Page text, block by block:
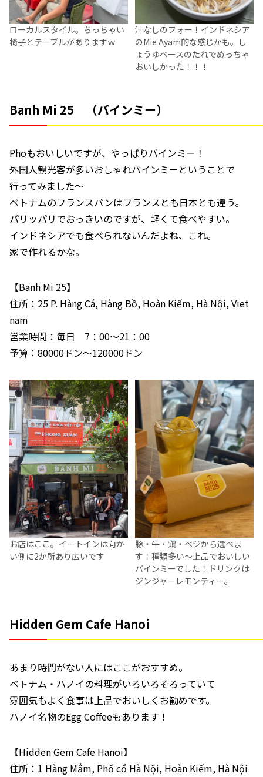
ローカルスタイル。ちっちゃい
椅子とテーブルがありますｗ
汁なしのフォー！インドネシア
のMie Ayam的な感じかも。し
ょうゆベースのたれでめっちゃ
おいしかった！！！
Banh Mi 25 （バインミー）
Phoもおいしいですが、やっぱりバインミー！
外国人観光客が多いおしゃれバインミーということで
行ってみました～
ベトナムのフランスパンはフランスとも日本とも違う。
パリッパリでおっきいのですが、軽くて食べやすい。
インドネシアでも食べられないんだよね、これ。
家で作れるかな。
【Banh Mi 25】
住所：25 P. Hàng Cá, Hàng Bồ, Hoàn Kiếm, Hà Nội, Viet
nam
営業時間：毎日 7：00～21：00
予算：80000ドン～120000ドン
お店はここ。イートインは向か
い側に2か所あり広いです
豚・牛・鶏・ベジから選べま
す！種類多い～上品でおいしい
バインミーでした！ドリンクは
ジンジャーレモンティー。
Hidden Gem Cafe Hanoi
あまり時間がない人にはここがおすすめ。
ベトナム・ハノイの料理がいろいろそろっていて
雰囲気もよく食事は上品でおいしくお勧めです。
ハノイ名物のEgg Coffeeもあります！
【Hidden Gem Cafe Hanoi】
住所：1 Hàng Mắm, Phố cổ Hà Nội, Hoàn Kiếm, Hà Nội